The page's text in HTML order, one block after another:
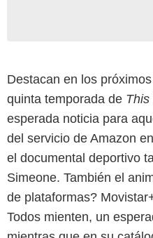
Destacan en los
quinta temporada de This
esperada noticia para
del servicio de Amazon
el documental deportivo
Simeone. También el
de plataformas?
Todos mienten, un